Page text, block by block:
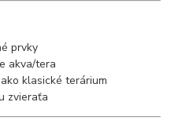
prvky
akva/tera
klasické terárium
zvieraťa